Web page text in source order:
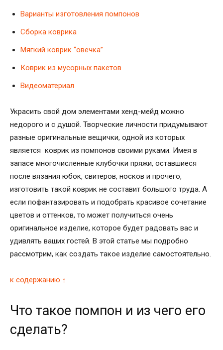
Варианты изготовления помпонов
Сборка коврика
Мягкий коврик “овечка”
Коврик из мусорных пакетов
Видеоматериал
Украсить свой дом элементами хенд-мейд можно
недорого и с душой. Творческие личности придумывают
разные оригинальные вещички, одной из которых
является коврик из помпонов своими руками. Имея в
запасе многочисленные клубочки пряжи, оставшиеся
после вязания юбок, свитеров, носков и прочего,
изготовить такой коврик не составит большого труда. А
если пофантазировать и подобрать красивое сочетание
цветов и оттенков, то может получиться очень
оригинальное изделие, которое будет радовать вас и
удивлять ваших гостей. В этой статье мы подробно
рассмотрим, как создать такое изделие самостоятельно.
к содержанию ↑
Что такое помпон и из чего его
сделать?